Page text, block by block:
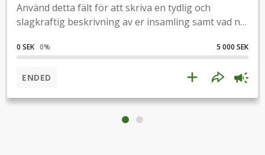
Använd detta fält för att skriva en tydlig och
slagkraftig beskrivning av er insamling samt vad ni
and compelling description of your fundraiser and
0 SEK 0% 5 000 SEK
ENDED